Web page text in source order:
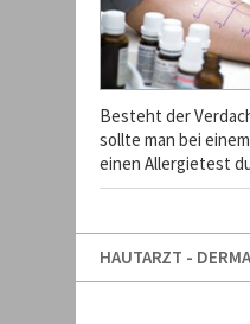
Besteht der
sollte man bei
einen Allergietest
HAUTARZT -